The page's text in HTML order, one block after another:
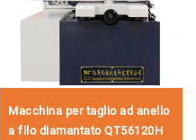
Macchina per taglio ad anello
a filo diamantato QT56120H